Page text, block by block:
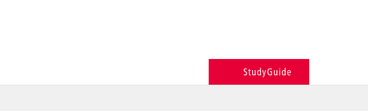
StudyGuide